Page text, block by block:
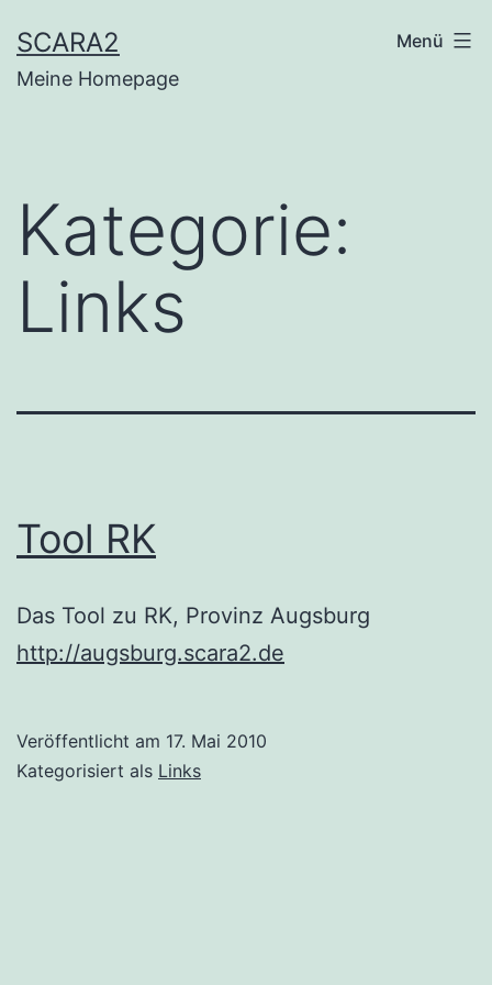
Inhalt
springen
SCARA2
Meine Homepage
Menü
Kategorie:
Links
Tool RK
Das Tool zu RK, Provinz Augsburg
http://augsburg.scara2.de
Veröffentlicht am 17. Mai 2010
Kategorisiert als Links